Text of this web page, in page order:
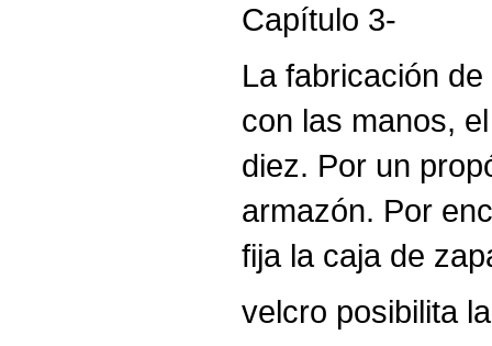
Capítulo 3-
La fabricación
con las manos,
diez. Por un
armazón. Por
fija la caja de
velcro posibilita